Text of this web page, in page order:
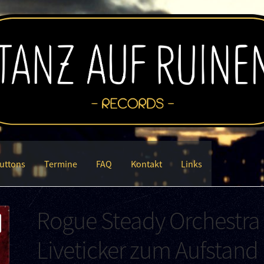
Termine FAQ Kontakt Links
Rogue Steady Orchestra
Liveticker zum Aufstand